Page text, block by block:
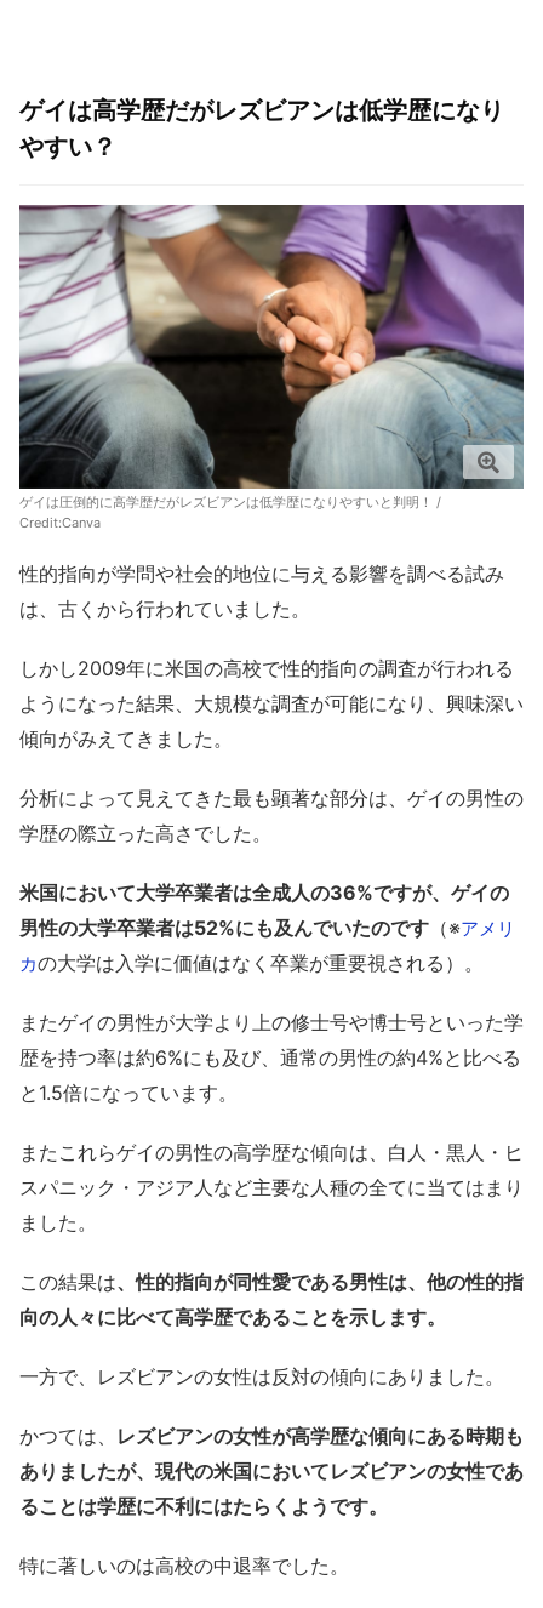
ゲイは高学歴だがレズビアンは低学歴になり
やすい？
ゲイは圧倒的に高学歴だがレズビアンは低学歴になりやすいと判明！ /
Credit:Canva
性的指向が学問や社会的地位に与える影響を調べる試み
は、古くから行われていました。
しかし2009年に米国の高校で性的指向の調査が行われる
ようになった結果、大規模な調査が可能になり、興味深い
傾向がみえてきました。
分析によって見えてきた最も顕著な部分は、ゲイの男性の
学歴の際立った高さでした。
米国において大学卒業者は全成人の36%ですが、ゲイの
男性の大学卒業者は52%にも及んでいたのです （※アメリ
カの大学は入学に価値はなく卒業が重要視される）。
またゲイの男性が大学より上の修士号や博士号といった学
歴を持つ率は約6%にも及び、通常の男性の約4%と比べる
と1.5倍になっています。
またこれらゲイの男性の高学歴な傾向は、白人・黒人・ヒ
スパニック・アジア人など主要な人種の全てに当てはまり
ました。
この結果は、性的指向が同性愛である男性は、他の性的指
向の人々に比べて高学歴であることを示します。
一方で、レズビアンの女性は反対の傾向にありました。
かつては、 レズビアンの女性が高学歴な傾向にある時期も
ありましたが、現代の米国においてレズビアンの女性であ
ることは学歴に不利にはたらくようです。
特に著しいのは高校の中退率でした。